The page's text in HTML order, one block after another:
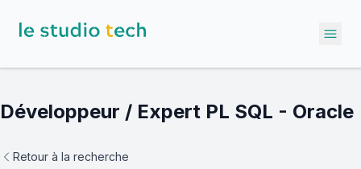
Développeur / Expert PL SQL - Oracle
Retour à la recherche